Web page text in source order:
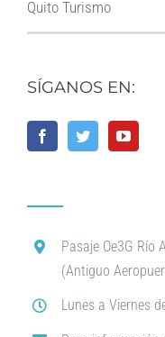
Quito Turismo
SÍGANOS EN:
Pasaje Oe3G Río
(Antiguo
Lunes a Viernes